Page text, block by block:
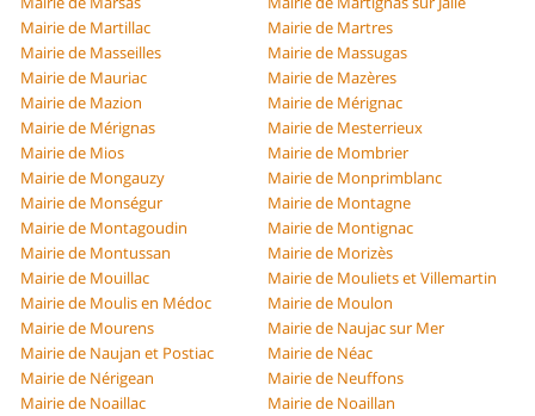
Mairie de Martillac
Mairie de Martres
Mairie de Masseilles
Mairie de Massugas
Mairie de Mauriac
Mairie de Mazères
Mairie de Mazion
Mairie de Mérignac
Mairie de Mérignas
Mairie de Mesterrieux
Mairie de Mios
Mairie de Mombrier
Mairie de Mongauzy
Mairie de Monprimblanc
Mairie de Monségur
Mairie de Montagne
Mairie de Montagoudin
Mairie de Montignac
Mairie de Montussan
Mairie de Morizès
Mairie de Mouillac
Mairie de Mouliets et Villemartin
Mairie de Moulis en Médoc
Mairie de Moulon
Mairie de Mourens
Mairie de Naujac sur Mer
Mairie de Naujan et Postiac
Mairie de Néac
Mairie de Nérigean
Mairie de Neuffons
Mairie de Noaillac
Mairie de Noaillan